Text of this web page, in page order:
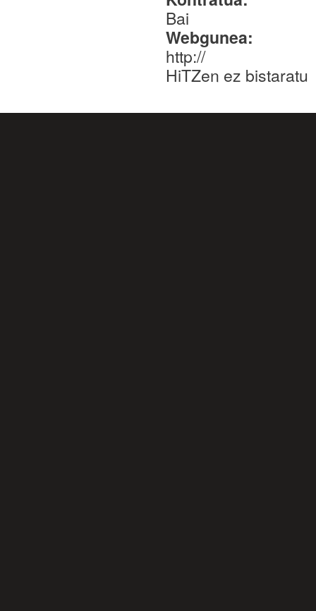
Bai
Webgunea:
http://
HiTZen ez bistaratu